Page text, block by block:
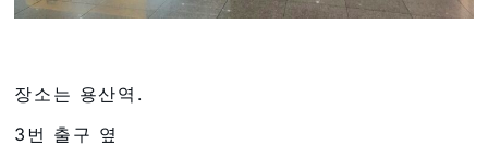
장소는 용산역.
3번 출구 옆